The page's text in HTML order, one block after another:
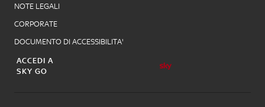
NOTE LEGALI
CORPORATE
DOCUMENTO DI ACCESSIBILITA'
ACCEDI A
SKY GO